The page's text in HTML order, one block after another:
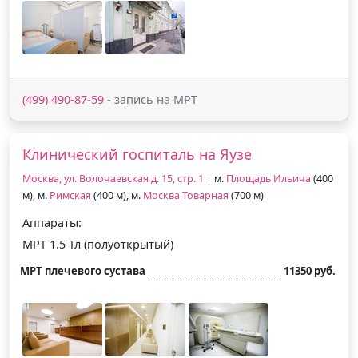
(499) 490-87-59 - запись на МРТ
Клинический госпиталь на Яузе
Москва, ул. Волочаевская д. 15, стр. 1 | м. Площадь Ильича (400
м), м. Римская (400 м), м. Москва Товарная (700 м)
Аппараты:
МРТ 1.5 Тл (полуоткрытый)
МРТ плечевого сустава 11350 руб.